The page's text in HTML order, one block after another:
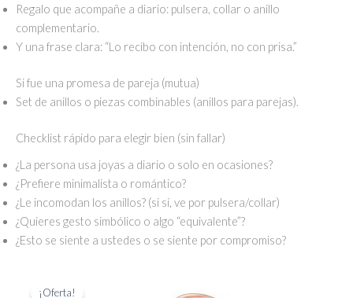
Regalo que acompañe a diario: pulsera, collar o anillo
complementario.
Y una frase clara: “Lo recibo con intención, no con prisa.”
Si fue una promesa de pareja (mutua)
Set de anillos o piezas combinables (anillos para parejas).
Checklist rápido para elegir bien (sin fallar)
¿La persona usa joyas a diario o solo en ocasiones?
¿Prefiere minimalista o romántico?
¿Le incomodan los anillos? (si sí, ve por pulsera/collar)
¿Quieres gesto simbólico o algo “equivalente”?
¿Esto se siente a ustedes o se siente por compromiso?
¡Oferta!